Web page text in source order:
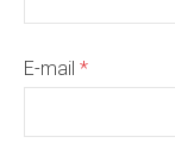
E-mail *